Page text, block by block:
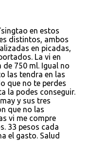
en estos
distintos, ambos
en picadas,
La vi en
750 ml. Igual no
las tendra en las
que no te perdes
la podes conseguir.
y sus tres
que no las
vi me compre
33 pesos cada
el gasto. Salud